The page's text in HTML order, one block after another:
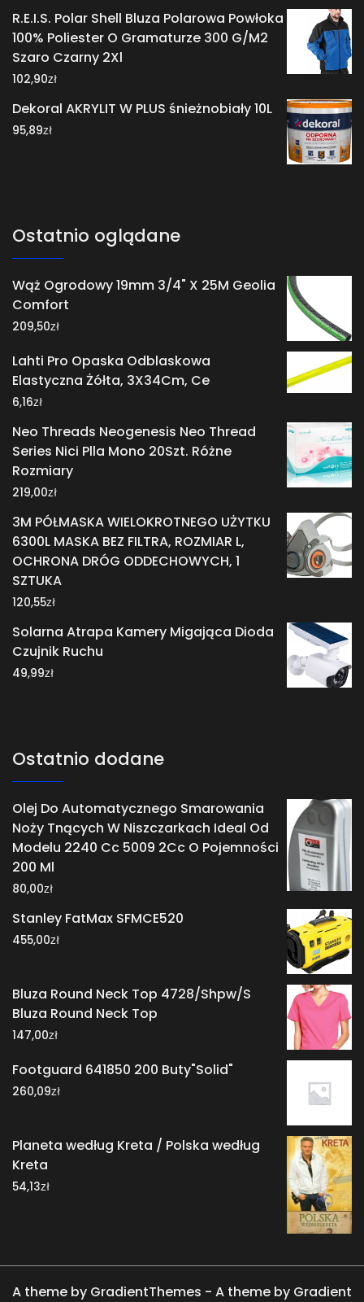
R.E.I.S. Polar Shell Bluza Polarowa Powłoka
100% Poliester O Gramaturze 300 G/M2
Szaro Czarny 2Xl
102,90zł
Dekoral AKRYLIT W PLUS śnieżnobiały 10L
95,89zł
Ostatnio oglądane
Wąż Ogrodowy 19mm 3/4" X 25M Geolia
Comfort
209,50zł
Lahti Pro Opaska Odblaskowa
Elastyczna Żółta, 3X34Cm, Ce
6,16zł
Neo Threads Neogenesis Neo Thread
Series Nici Plla Mono 20Szt. Różne
Rozmiary
219,00zł
3M PÓŁMASKA WIELOKROTNEGO UŻYTKU
6300L MASKA BEZ FILTRA, ROZMIAR L,
OCHRONA DRÓG ODDECHOWYCH, 1
SZTUKA
120,55zł
Solarna Atrapa Kamery Migająca Dioda
Czujnik Ruchu
49,99zł
Ostatnio dodane
Olej Do Automatycznego Smarowania
Noży Tnących W Niszczarkach Ideal Od
Modelu 2240 Cc 5009 2Cc O Pojemności
200 Ml
80,00zł
Stanley FatMax SFMCE520
455,00zł
Bluza Round Neck Top 4728/Shpw/S
Bluza Round Neck Top
147,00zł
Footguard 641850 200 Buty"Solid"
260,09zł
Planeta według Kreta / Polska według
Kreta
54,13zł
A theme by GradientThemes - A theme by Gradient